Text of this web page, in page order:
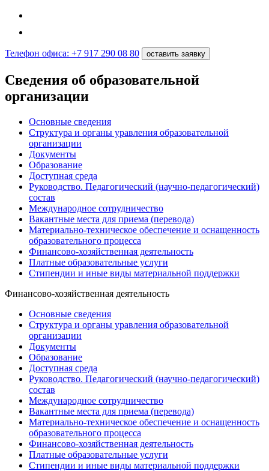
Телефон офиса: +7 917 290 08 80 оставить заявку
Сведения oб oбразовательной
oрганизации
Основные сведения
Структура и органы уравления образовательной
организации
Документы
Образование
Доступная среда
Руководство. Педагогический (научно-педагогический)
состав
Международное сотрудничество
Вакантные места для приема (перевода)
Материально-техническое обеспечение и оснащенность
образовательного процесса
Финансово-хозяйственная деятельность
Платные образовательные услуги
Стипендии и иные виды материальной поддержки
Финансово-хозяйственная деятельность
Основные сведения
Структура и органы уравления образовательной
организации
Документы
Образование
Доступная среда
Руководство. Педагогический (научно-педагогический)
состав
Международное сотрудничество
Вакантные места для приема (перевода)
Материально-техническое обеспечение и оснащенность
образовательного процесса
Финансово-хозяйственная деятельность
Платные образовательные услуги
Стипендии и иные виды материальной поддержки